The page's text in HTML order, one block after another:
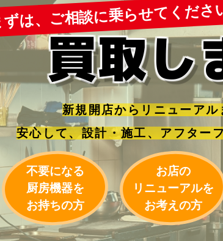
は、ご相談に乗らせてくださ
買取し
新規開店からリニューアル
安心して、設計・施工、 アフター
不要になる
厨房機器を
お持ちの方
お店の
リニューアルを
お考えの方